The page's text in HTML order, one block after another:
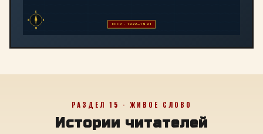
С
Ю
З
В
СССР · 1922—1991
РАЗДЕЛ 15 · ЖИВОЕ СЛОВО
Истории читателей